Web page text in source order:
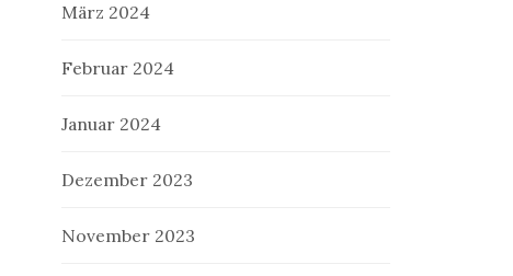
März 2024
Februar 2024
Januar 2024
Dezember 2023
November 2023